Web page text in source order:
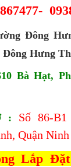
Đông
Đông Hưng
Bà Hạt,
: Số 86-
Quận Ninh
Lắp